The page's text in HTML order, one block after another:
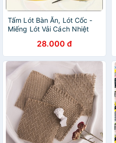
Tấm Lót Bàn Ăn, Lót Cốc -
Miếng Lót Vải Cách Nhiệt
Phong Cách Bắc Âu
28.000 đ